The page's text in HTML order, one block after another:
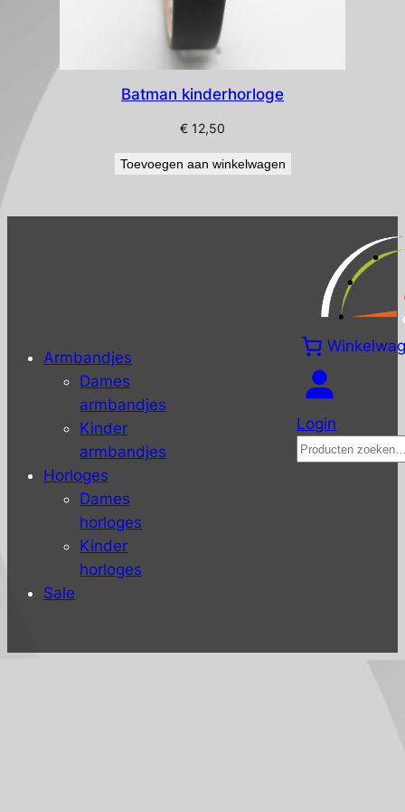
Batman kinderhorloge
€ 12,50
Toevoegen aan winkelwagen
Armbandjes
Dames
armbandjes
Kinder
armbandjes
Horloges
Dames
horloges
Kinder
horloges
Sale
Login
Zoeken